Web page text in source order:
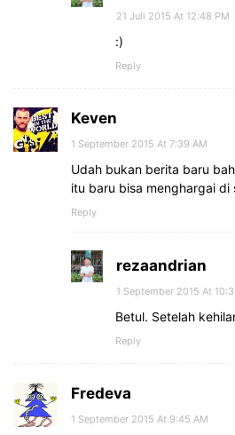
21 Juli 2015 At 12:48 PM
:)
Reply
Keven
1 September 2015 At 7:39 AM
Udah bukan berita baru
itu baru bisa menghargai
Reply
rezaandrian
1 September 2015 At
Betul. Setelah
Reply
Fredeva
1 September 2015 At 9:45 AM